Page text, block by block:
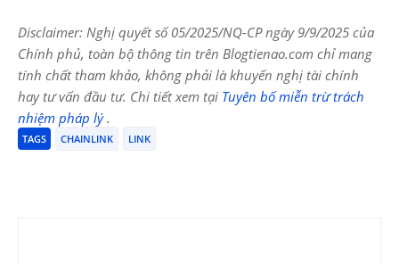
Disclaimer: Nghị quyết số 05/2025/NQ-CP ngày 9/9/2025 của
Chính phủ, toàn bộ thông tin trên Blogtienao.com chỉ mang
tính chất tham khảo, không phải là khuyến nghị tài chính
hay tư vấn đầu tư. Chi tiết xem tại Tuyên bố miễn trừ trách
nhiệm pháp lý.
TAGS CHAINLINK LINK